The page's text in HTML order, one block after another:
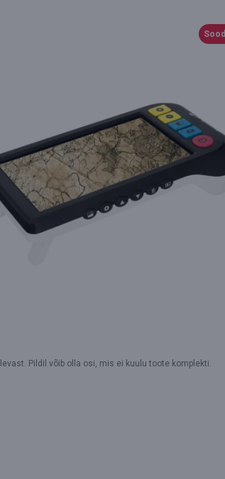
Pildil võib olla osi, mis ei kuulu toote komplekti.